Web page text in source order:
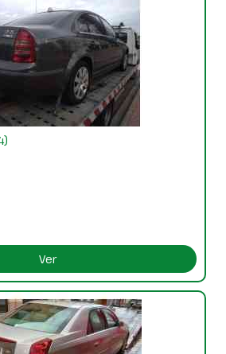
Ver